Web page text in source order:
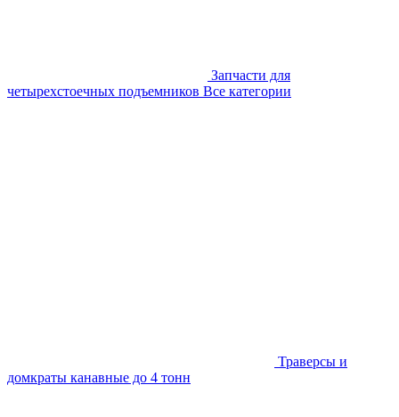
Запчасти для
четырехстоечных подъемников Все категории
Траверсы и
домкраты канавные до 4 тонн